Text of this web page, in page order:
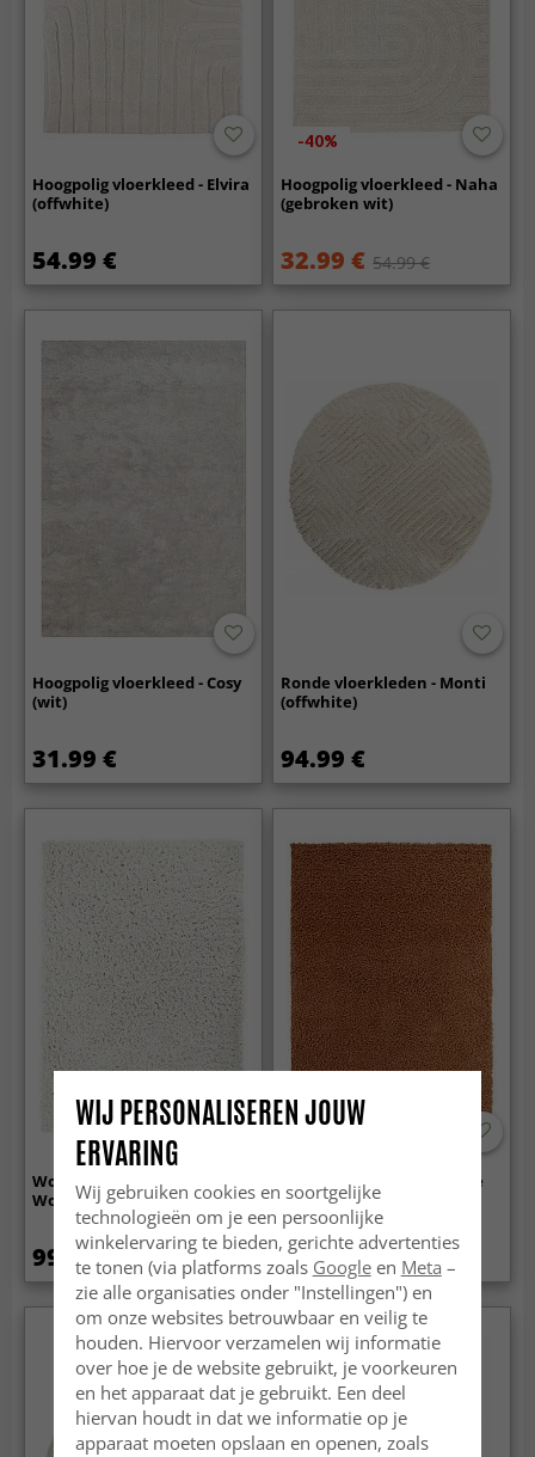
Hoogpolig vloerkleed - Elvira
(offwhite)
54.99 €
-40%
Hoogpolig vloerkleed - Naha
(gebroken wit)
32.99 € 54.99 €
Hoogpolig vloerkleed - Cosy
(wit)
31.99 €
Ronde vloerkleden - Monti
(offwhite)
94.99 €
Wollen-vloerkleed - Aliste
Wool Shaggy (snow white)
99.99 €
Hoogpolig vloerkleed - Zoe
(terracotta)
42.99 €
Nieuw
WIJ PERSONALISEREN JOUW
ERVARING
Wij gebruiken cookies en soortgelijke
technologieën om je een persoonlijke
winkelervaring te bieden, gerichte advertenties
te tonen (via platforms zoals Googleen Meta –
zie alle organisaties onder "Instellingen") en
om onze websites betrouwbaar en veilig te
houden. Hiervoor verzamelen wij informatie
over hoe je de website gebruikt, je voorkeuren
en het apparaat dat je gebruikt. Een deel
hiervan houdt in dat we informatie op je
apparaat moeten opslaan en openen, zoals